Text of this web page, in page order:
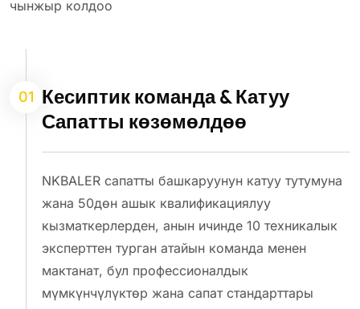
чынжыр колдоо
01 Кесиптик команда & Катуу
Сапатты көзөмөлдөө
NKBALER сапатты башкаруунун катуу тутумуна
жана 50дөн ашык квалификациялуу
кызматкерлерден, анын ичинде 10 техникалык
эксперттен турган атайын команда менен
мактанат, бул профессионалдык
мүмкүнчүлүктөр жана сапат стандарттары